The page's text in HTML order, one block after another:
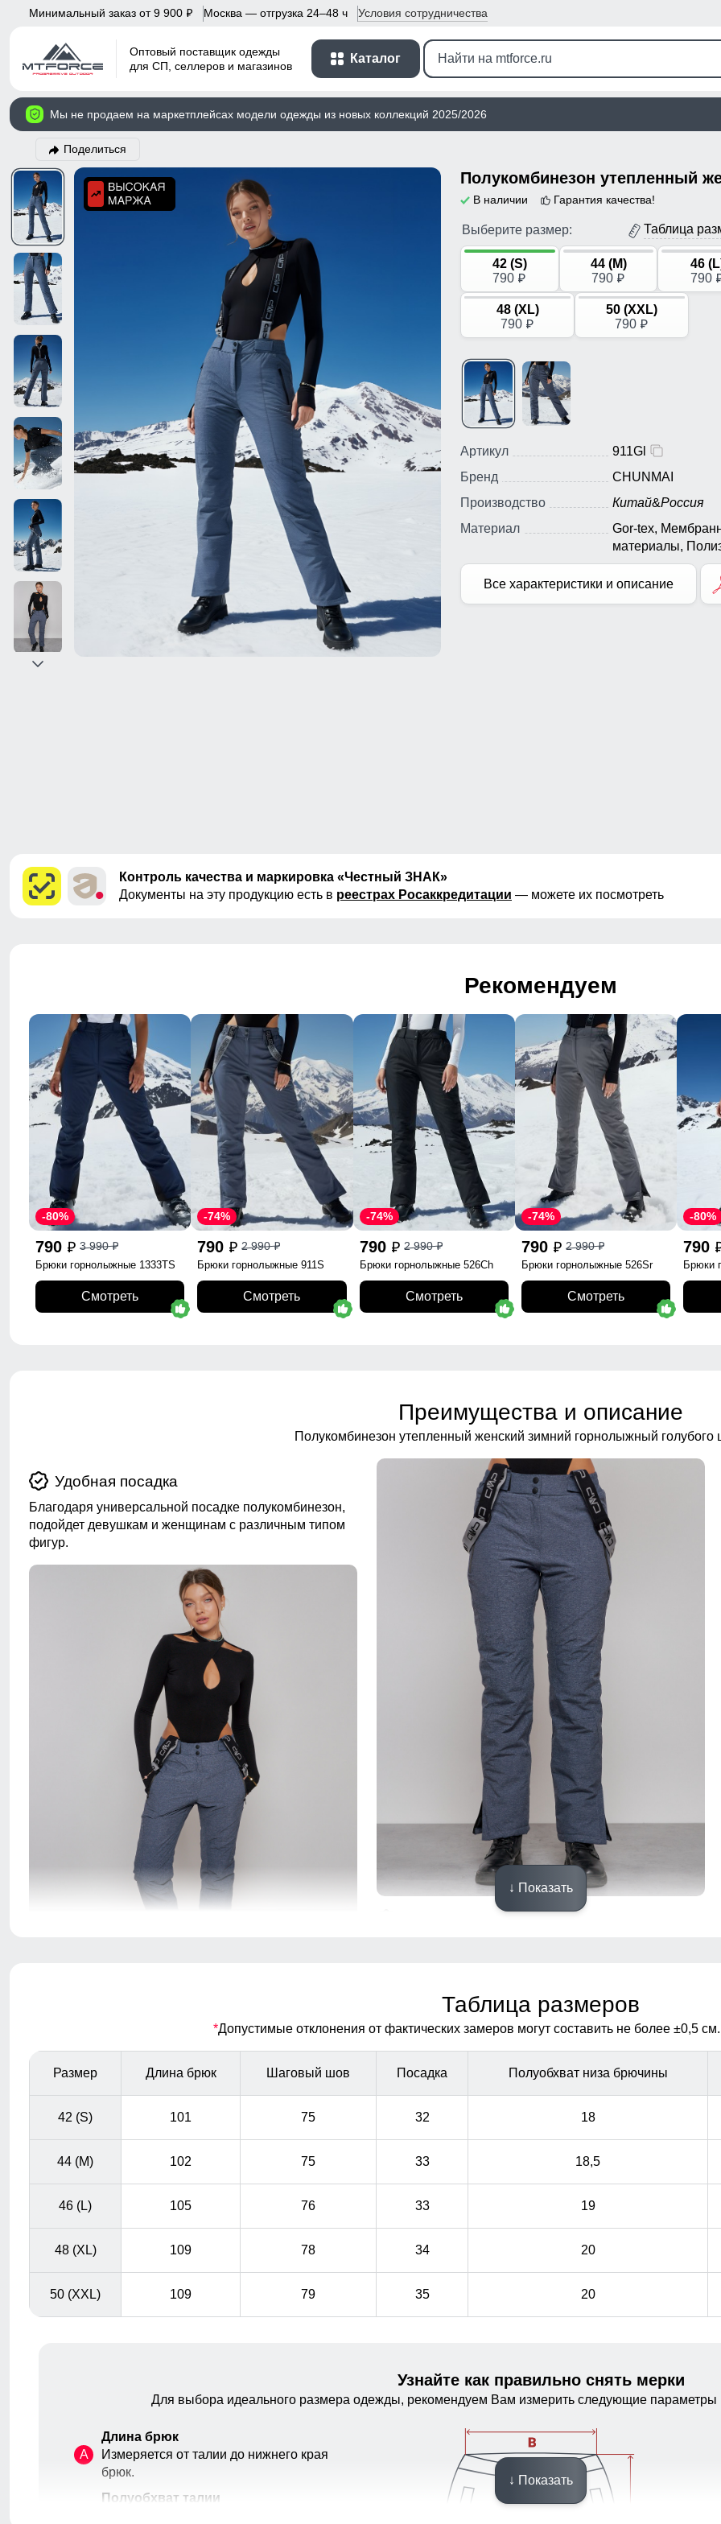
Минимальный заказ от 9 900 p Москва — отгрузка 24–48 ч Условия сотрудничества
Оптовый поставщик одежды
для СП, селлеров и магазинов
Каталог
Мы не продаем на маркетплейсах модели одежды из новых коллекций 2025/2026
Поделиться
В наличии Гарантия качества!
Выберите размер: Таблица
42 (S)
790 p
44 (M)
790 p
46
790
48 (XL)
790 p
50 (XXL)
790 p
Артикул
911Gl
Бренд
CHUNMAI
Производство
Китай&Россия
Материал
Gor-tex,
материалы,
Плащевка,
Ткань,
Все характеристики и описание
Контроль качества и маркировка «Честный ЗНАК»
Документы на эту продукцию есть в реестрах Росаккредитации — можете их посмотреть
Рекомендуем
790 p 3 990p
-80%
Брюки горнолыжные 1333TS
Смотреть
790 p 2 990p
-74%
Брюки горнолыжные 911S
Смотреть
790 p 2 990p
-74%
Брюки горнолыжные 526Ch
Смотреть
790 p 2 990p
-74%
Брюки горнолыжные 526Sr
Смотреть
790
-80%
Брюки
Преимущества и описание
Полукомбинезон утепленный женский зимний горнолыжный голубого
Удобная посадка
Благодаря универсальной посадке полукомбинезон,
подойдет девушкам и женщинам с различным типом
фигур.
Съемная утепленная спинка из
Съемная спинка позволяет снять бретели при
Расширитель штанин на молнии и
снегозащитные гамаши с эластичной
↓ Показать
Таблица размеров
*Допустимые отклонения от фактических замеров могут составить не более ±0,5
Размер Длина брюк Шаговый шов Посадка Полуобхват низа брючины
42 (S) 101 75 32 18
44 (M) 102 75 33 18,5
46 (L) 105 76 33 19
48 (XL) 109 78 34 20
50 (XXL) 109 79 35 20
Узнайте как правильно снять мерки
Для выбора идеального размера одежды, рекомендуем Вам измерить следующие
A
Длина брюк
Измеряется от талии до нижнего края
брюк.
Полуобхват талии
↓ Показать